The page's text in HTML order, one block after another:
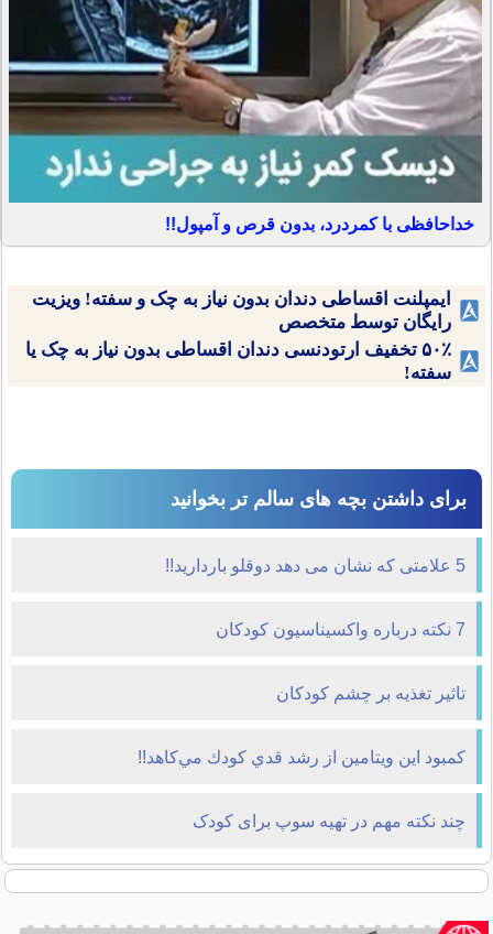
خداحافظی با کمردرد، بدون قرص و آمپول!!
ایمپلنت اقساطی دندان بدون نیاز به چک و سفته! ویزیت
رایگان توسط متخصص
۵۰٪ تخفیف ارتودنسی دندان اقساطی بدون نیاز به چک یا
سفته!
برای داشتن بچه های سالم تر بخوانید
5 علامتی که نشان می دهد دوقلو باردارید!!
7 نكته درباره واكسيناسيون كودكان
تاثير تغذيه بر چشم کودکان
كمبود اين ويتامين از رشد قدي كودك مي‌كاهد!!
چند نکته مهم در تهیه سوپ برای کودک